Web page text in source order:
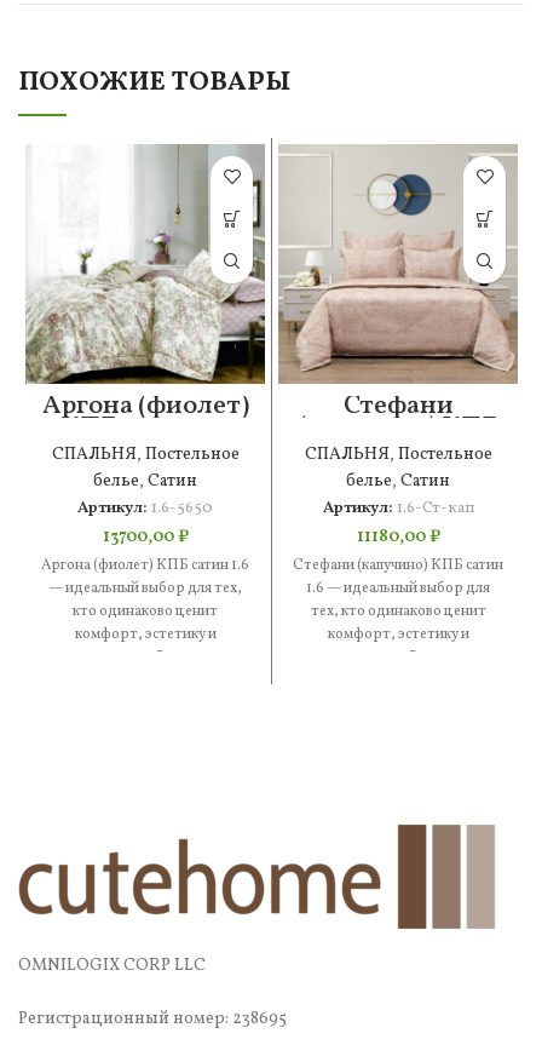
ПОХОЖИЕ ТОВАРЫ
Аргона (фиолет)
КПБ сатин 1.6
СПАЛЬНЯ, Постельное
белье, Сатин
Артикул: 1.6-5650
13700,00₽
Аргона (фиолет) КПБ сатин 1.6
— идеальный выбор для тех,
кто одинаково ценит
комфорт, эстетику и
практичность. В составе —
Стефани
(капучино) КПБ
сатин 1.6
СПАЛЬНЯ, Постельное
белье, Сатин
Артикул: 1.6-Ст-кап
11180,00₽
Стефани (капучино) КПБ сатин
1.6 — идеальный выбор для
тех, кто одинаково ценит
комфорт, эстетику и
практичность. В составе —
OMNILOGIX CORP LLC
Регистрационный номер: 238695